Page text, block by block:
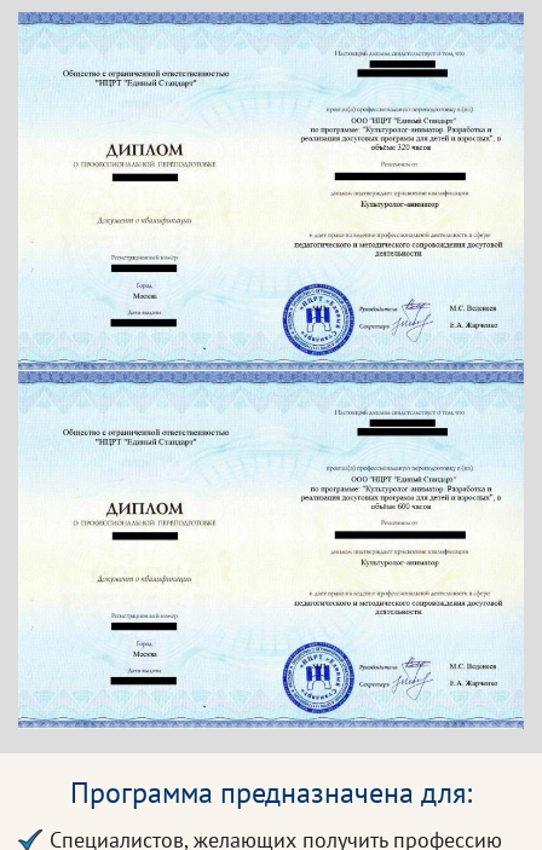
Программа предназначена для:
Специалистов, желающих получить профессию